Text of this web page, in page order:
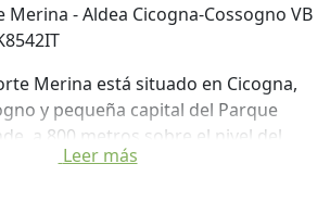
- Aldea Cicogna-Cossogno VB
Merina está situado en Cicogna,
y pequeña capital del Parque
a 800 metros sobre el nivel del
montañosa con un encanto muy
presente se funden en un entorno
Leer más